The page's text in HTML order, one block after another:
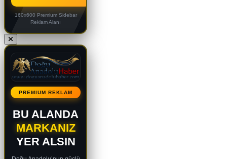
160x600 Premium Sidebar
Reklam Alanı
PREMIUM REKLAM
BU ALANDA
MARKANIZ
YER ALSIN